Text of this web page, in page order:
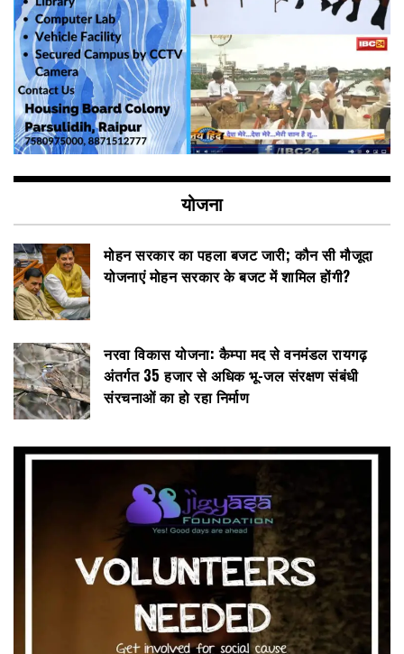
योजना
मोहन सरकार का पहला बजट जारी; कौन सी मौजूदा
योजनाएं मोहन सरकार के बजट में शामिल होंगी?
नरवा विकास योजना: कैम्पा मद से वनमंडल रायगढ़
अंतर्गत 35 हजार से अधिक भू-जल संरक्षण संबंधी
संरचनाओं का हो रहा निर्माण